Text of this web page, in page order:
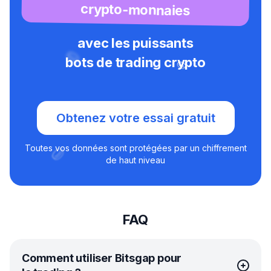
crypto-monnaies
avec les puissants
bots de trading crypto
Obtenez votre essai gratuit
Toutes vos données sont protégées par un chiffrement
de haut niveau
FAQ
Comment utiliser Bitsgap pour